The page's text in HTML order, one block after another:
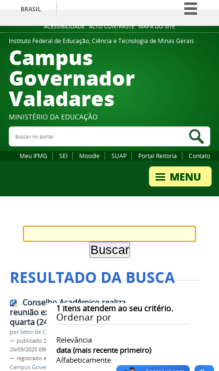
ACESSIBILIDADE ALTO CONTRASTE MAPA DO SITE
BRASIL
Simplifique!
Comunica BR
Instituto Federal de Educação, Ciência e Tecnologia de Minas Gerais
Campus
Governador
Valadares
MINISTÉRIO DA EDUCAÇÃO
Buscar no portal
Meu IFMG SEI Moodle SUAP Portal Reitoria Contato
RESULTADO DA BUSCA
1 itens atendem ao seu critério.
Ordenar por
Relevância
data (mais recente primeiro)
Alfabeticamente
Conselho Acadêmico realiza
reunião extraordinária nesta
quarta (24/09), às 15h
porSetor de Comunicação
— publicado 22/09/2025—última modificação
24/09/2025 09h03
— registrado em:
Conselho Acadêmico,IFMG -
Campus Governador Valadares